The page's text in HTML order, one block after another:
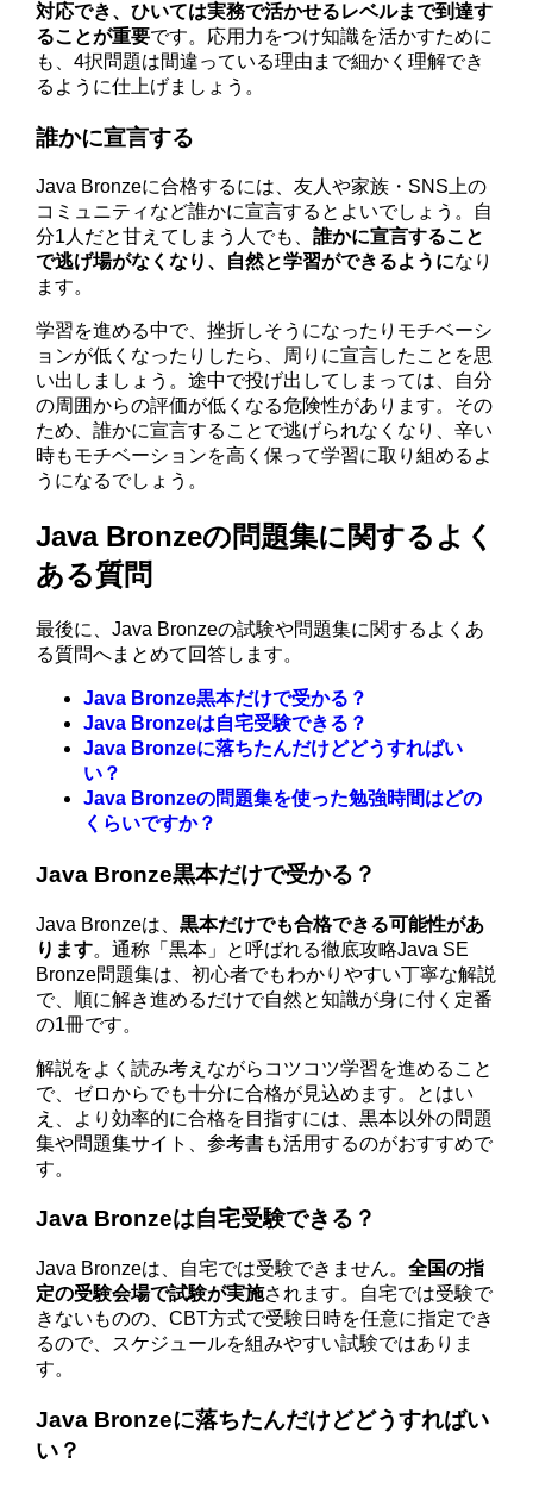
対応でき、ひいては実務で活かせるレベルまで到達す
ることが重要です。応用力をつけ知識を活かすために
も、4択問題は間違っている理由まで細かく理解でき
るように仕上げましょう。
誰かに宣言する
Java Bronzeに合格するには、友人や家族・SNS上の
コミュニティなど誰かに宣言するとよいでしょう。自
分1人だと甘えてしまう人でも、誰かに宣言すること
で逃げ場がなくなり、自然と学習ができるようになり
ます。
学習を進める中で、挫折しそうになったりモチベーシ
ョンが低くなったりしたら、周りに宣言したことを思
い出しましょう。途中で投げ出してしまっては、自分
の周囲からの評価が低くなる危険性があります。その
ため、誰かに宣言することで逃げられなくなり、辛い
時もモチベーションを高く保って学習に取り組めるよ
うになるでしょう。
Java Bronzeの問題集に関するよく
ある質問
最後に、Java Bronzeの試験や問題集に関するよくあ
る質問へまとめて回答します。
Java Bronze黒本だけで受かる？
Java Bronzeは自宅受験できる？
Java Bronzeに落ちたんだけどどうすればい
い？
Java Bronzeの問題集を使った勉強時間はどの
くらいですか？
Java Bronze黒本だけで受かる？
Java Bronzeは、黒本だけでも合格できる可能性があ
ります。通称「黒本」と呼ばれる徹底攻略Java SE
Bronze問題集は、初心者でもわかりやすい丁寧な解説
で、順に解き進めるだけで自然と知識が身に付く定番
の1冊です。
解説をよく読み考えながらコツコツ学習を進めること
で、ゼロからでも十分に合格が見込めます。とはい
え、より効率的に合格を目指すには、黒本以外の問題
集や問題集サイト、参考書も活用するのがおすすめで
す。
Java Bronzeは自宅受験できる？
Java Bronzeは、自宅では受験できません。全国の指
定の受験会場で試験が実施されます。自宅では受験で
きないものの、CBT方式で受験日時を任意に指定でき
るので、スケジュールを組みやすい試験ではありま
す。
Java Bronzeに落ちたんだけどどうすればい
い？